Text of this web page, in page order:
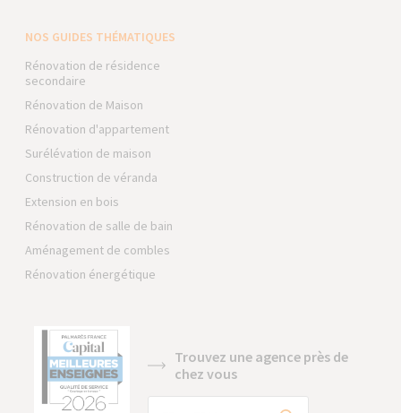
NOS GUIDES THÉMATIQUES
Rénovation de résidence
secondaire
Rénovation de Maison
Rénovation d'appartement
Surélévation de maison
Construction de véranda
Extension en bois
Rénovation de salle de bain
Aménagement de combles
Rénovation énergétique
Trouvez une agence près de
chez vous